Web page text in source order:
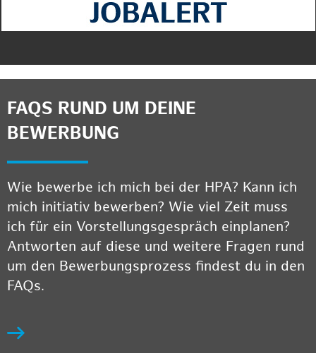
FAQS RUND UM DEINE
BEWERBUNG
Wie bewerbe ich mich bei der HPA? Kann ich
mich initiativ bewerben? Wie viel Zeit muss
ich für ein Vorstellungsgespräch einplanen?
Antworten auf diese und weitere Fragen rund
um den Bewerbungsprozess findest du in den
FAQs.